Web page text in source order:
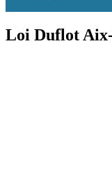
Loi Duflot